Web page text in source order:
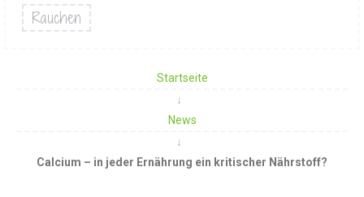
Rauchen
Startseite
News
Calcium – in jeder Ernährung ein kritischer Nährstoff?